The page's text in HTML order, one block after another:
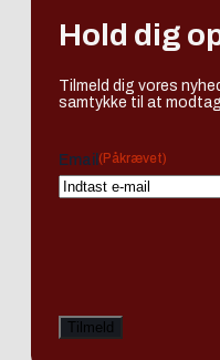
Hold dig
Tilmeld dig vores
samtykke til at
Email (Påkrævet)